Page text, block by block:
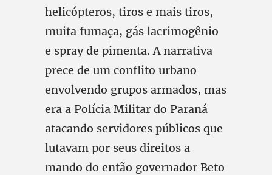
helicópteros, tiros e mais tiros,
muita fumaça, gás lacrimogênio
e spray de pimenta. A narrativa
prece de um conflito urbano
envolvendo grupos armados, mas
era a Polícia Militar do Paraná
atacando servidores públicos que
lutavam por seus direitos a
mando do então governador Beto